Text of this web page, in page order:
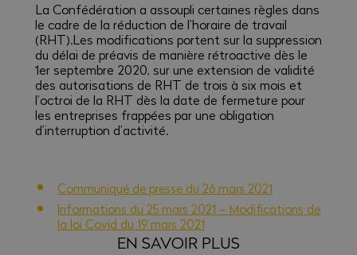
La Confédération a assoupli certaines règles dans
le cadre de la réduction de l’horaire de travail
(RHT).Les modifications portent sur la suppression
du délai de préavis de manière rétroactive dès le
1er septembre 2020, sur une extension de validité
des autorisations de RHT de trois à six mois et
l’octroi de la RHT dès la date de fermeture pour
les entreprises frappées par une obligation
d’interruption d’activité.
Communiqué de presse du 26 mars 2021
Informations du 25 mars 2021 – Modifications de
la loi Covid du 19 mars 2021
EN SAVOIR PLUS